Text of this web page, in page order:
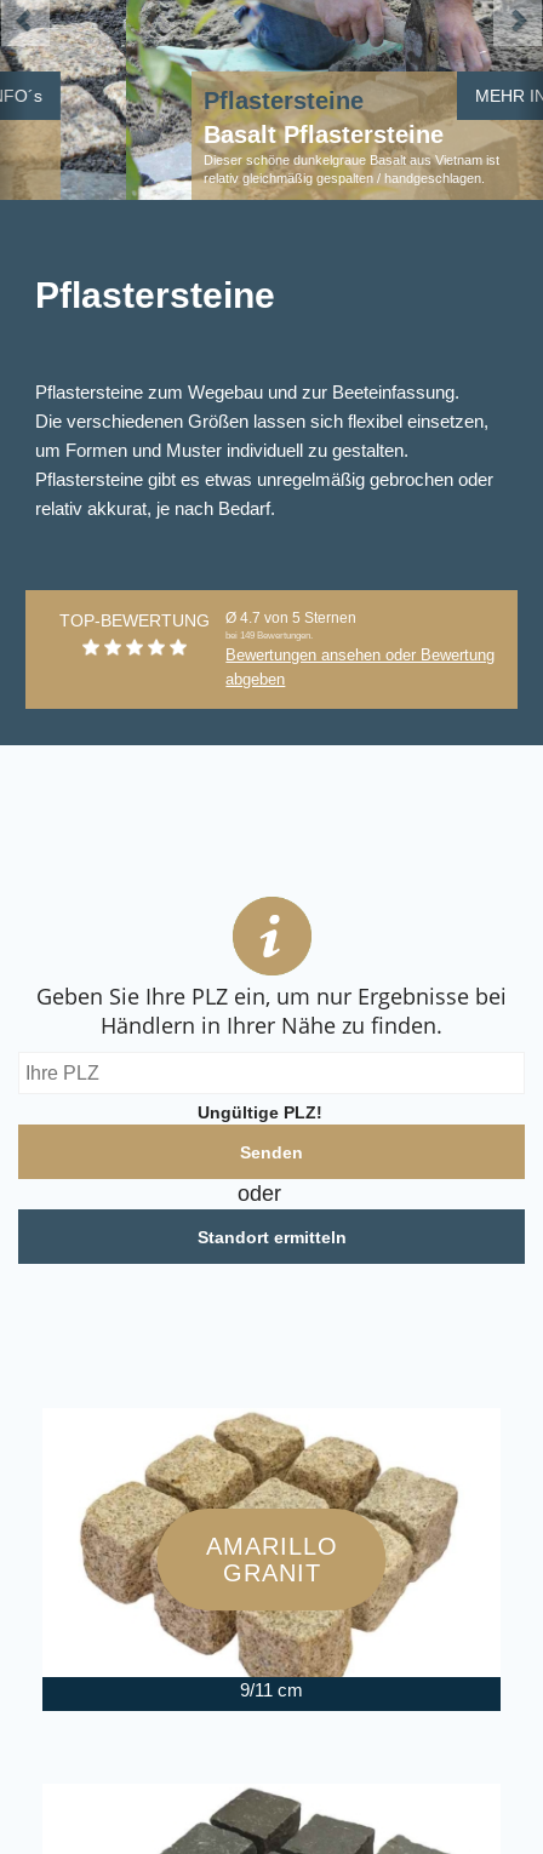
MEHR INFO´s
Pflastersteine
Basalt Pflastersteine
Dieser schöne dunkelgraue Basalt aus Vietnam ist
relativ gleichmäßig gespalten / handgeschlagen.
TOP-BEWERTUNG Ø 4.7 von 5 Sternen
bei 149 Bewertungen.
Bewertungen ansehen oder Bewertung
abgeben
Pflastersteine
Pflastersteine zum Wegebau und zur Beeteinfassung.
Die verschiedenen Größen lassen sich flexibel einsetzen,
um Formen und Muster individuell zu gestalten.
Pflastersteine gibt es etwas unregelmäßig gebrochen oder
relativ akkurat, je nach Bedarf.
Geben Sie Ihre PLZ ein, um nur Ergebnisse bei
Händlern in Ihrer Nähe zu finden.
Ungültige PLZ!
oder
Standort ermitteln
AMARILLO
GRANIT
9/11 cm